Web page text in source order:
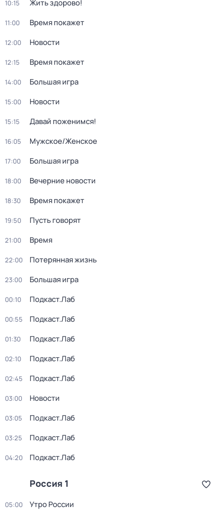
10:15 Жить здорово!
11:00 Время покажет
12:00 Новости
12:15 Время покажет
14:00 Большая игра
15:00 Новости
15:15 Давай поженимся!
16:05 Мужское/Женское
17:00 Большая игра
18:00 Вечерние новости
18:30 Время покажет
19:50 Пусть говорят
21:00 Время
22:00 Потерянная жизнь
23:00 Большая игра
00:10 Подкаст.Лаб
00:55 Подкаст.Лаб
01:30 Подкаст.Лаб
02:10 Подкаст.Лаб
02:45 Подкаст.Лаб
03:00 Новости
03:05 Подкаст.Лаб
03:25 Подкаст.Лаб
04:20 Подкаст.Лаб
Россия 1
05:00 Утро России